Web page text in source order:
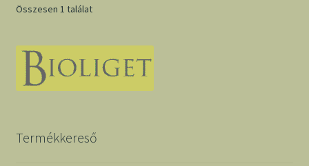
Összesen 1 találat
Termékkereső